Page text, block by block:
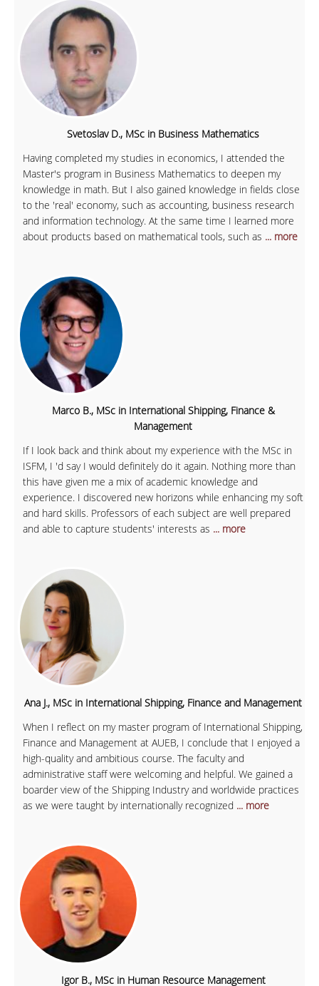
Svetoslav D., MSc in Business Mathematics
Having completed my studies in economics, I attended the
Master's program in Business Mathematics to deepen my
knowledge in math. But I also gained knowledge in fields close
to the 'real' economy, such as accounting, business research
and information technology. At the same time I learned more
about products based on mathematical tools, such as ... more
Marco B., MSc in International Shipping, Finance &
Management
If I look back and think about my experience with the MSc in
ISFM, I 'd say I would definitely do it again. Nothing more than
this have given me a mix of academic knowledge and
experience. I discovered new horizons while enhancing my soft
and hard skills. Professors of each subject are well prepared
and able to capture students' interests as ... more
Ana J., MSc in International Shipping, Finance and Management
When I reflect on my master program of International Shipping,
Finance and Management at AUEB, I conclude that I enjoyed a
high-quality and ambitious course. The faculty and
administrative staff were welcoming and helpful. We gained a
boarder view of the Shipping Industry and worldwide practices
as we were taught by internationally recognized ... more
Igor B., MSc in Human Resource Management